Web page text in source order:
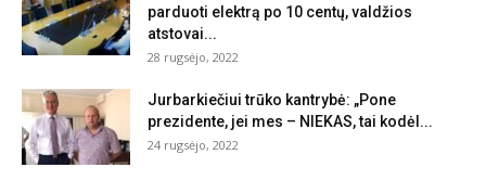
parduoti elektrą po 10 centų, valdžios
atstovai...
28 rugsėjo, 2022
Jurbarkiečiui trūko kantrybė: „Pone
prezidente, jei mes – NIEKAS, tai kodėl...
24 rugsėjo, 2022